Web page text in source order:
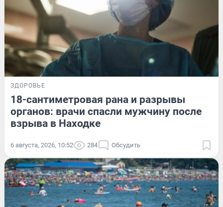
ЗДОРОВЬЕ
18-сантиметровая рана и разрывы
органов: врачи спасли мужчину после
взрыва в Находке
6 августа, 2026, 10:52 284 Обсудить